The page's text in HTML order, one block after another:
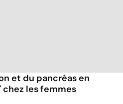
et du pancréas en
les femmes